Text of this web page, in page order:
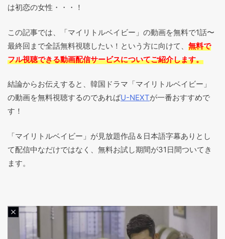
は初恋の女性・・・！
この記事では、「マイリトルベイビー」の動画を無料で1話〜
最終回まで全話無料視聴したい！という方に向けて、 無料で
フル視聴できる動画配信サービスについてご紹介します。
結論からお伝えすると、韓国ドラマ「マイリトルベイビー」
の動画を無料視聴するのであればU-NEXTが一番おすすめで
す！
「マイリトルベイビー」が見放題作品＆日本語字幕ありとし
て配信中なだけではなく、無料お試し期間が31日間ついてき
ます。